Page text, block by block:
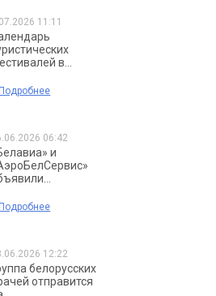
11:11
в...
Подробнее
06:42
и
Подробнее
12:22
белорусских
отправится